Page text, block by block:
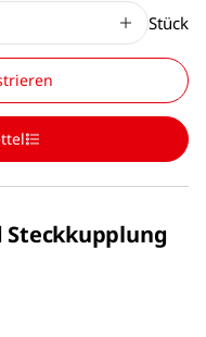
Stück
Steckkupplung